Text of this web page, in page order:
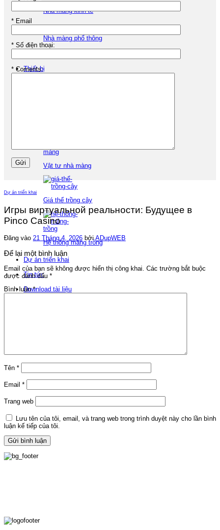
Nhà màng kinh tế
Nhà màng phổ thông
Nhà màng pin năng lượng mặt trời
Thiết bị
Vật tư nhà màng
Giá thể trồng cây
Hệ thống máng trồng
Dự án triển khai
Tin tức
Download tài liệu
* Email
* Số điện thoại:
* Coments:
Dự án triển khai
Игры виртуальной реальности: Будущее в
Pinco Casino
Đăng vào 21 Tháng 4, 2026 bởi ADupWEB
Để lại một bình luận
Email của bạn sẽ không được hiển thị công khai. Các trường bắt buộc
được đánh dấu *
Bình luận*
Tên *
Email *
Trang web
Lưu tên của tôi, email, và trang web trong trình duyệt này cho lần bình
luận kế tiếp của tôi.